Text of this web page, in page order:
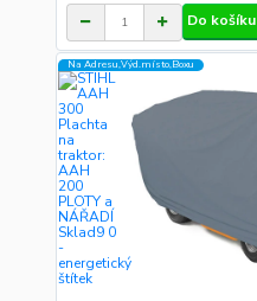
Do košíku
Na Adresu,Výd.místo,Boxu